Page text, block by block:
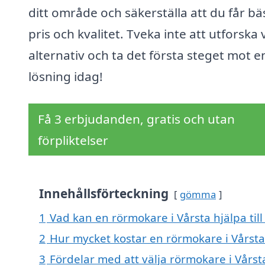
ditt område och säkerställa att du får
pris och kvalitet. Tveka inte att utforska
alternativ och ta det första steget mot
lösning idag!
Få 3 erbjudanden, gratis och utan
förpliktelser
Innehållsförteckning gömma
1 Vad kan en rörmokare i Vårsta hjälpa till
2 Hur mycket kostar en rörmokare i
3 Fördelar med att välja rörmokare i